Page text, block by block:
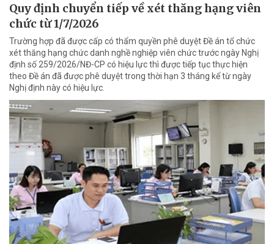
Quy định chuyển tiếp về xét thăng hạng viên
chức từ 1/7/2026
Trường hợp đã được cấp có thẩm quyền phê duyệt Đề án tổ chức
xét thăng hạng chức danh nghề nghiệp viên chức trước ngày Nghị
định số 259/2026/NĐ-CP có hiệu lực thì được tiếp tục thực hiện
theo Đề án đã được phê duyệt trong thời hạn 3 tháng kể từ ngày
Nghị định này có hiệu lực.